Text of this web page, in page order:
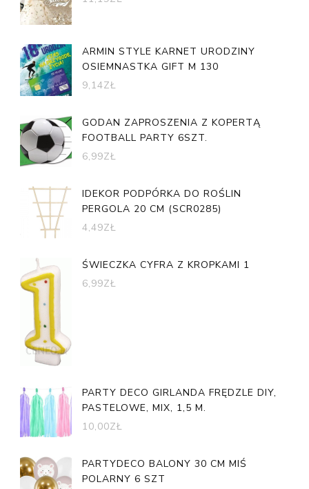
ARMIN STYLE KARNET URODZINY
OSIEMNASTKA GIFT M 130
9,14ZŁ
GODAN ZAPROSZENIA Z KOPERTĄ
FOOTBALL PARTY 6SZT.
6,99ZŁ
IDEKOR PODPÓRKA DO ROŚLIN
PERGOLA 20 CM (SCR0285)
4,49ZŁ
ŚWIECZKA CYFRA Z KROPKAMI 1
6,99ZŁ
PARTY DECO GIRLANDA FRĘDZLE DIY,
PASTELOWE, MIX, 1,5 M.
10,00ZŁ
PARTYDECO BALONY 30 CM MIŚ
POLARNY 6 SZT